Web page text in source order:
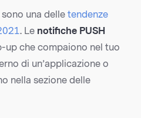
una delle tendenze
. Le notifiche PUSH
up che compaiono nel tuo
di un’applicazione o
nella sezione delle